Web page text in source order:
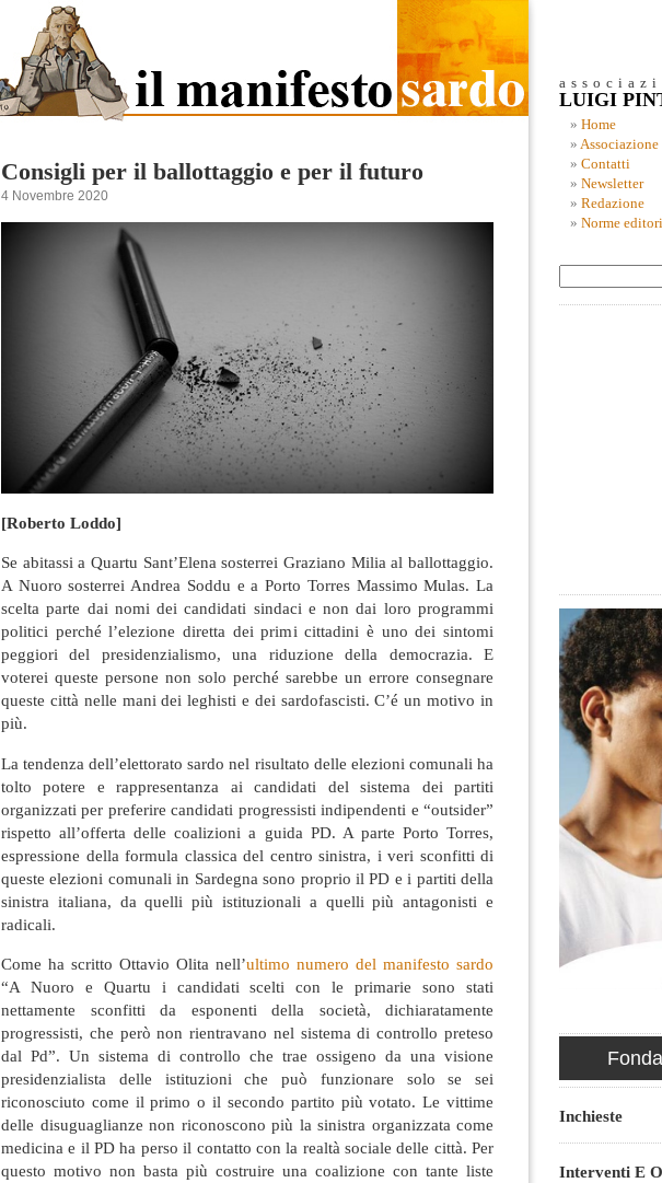
Consigli per il ballottaggio e per il futuro
4 Novembre 2020
[Roberto Loddo]
Se abitassi a Quartu Sant’Elena sosterrei Graziano Milia al ballottaggio.
A Nuoro sosterrei Andrea Soddu e a Porto Torres Massimo Mulas. La
scelta parte dai nomi dei candidati sindaci e non dai loro programmi
politici perché l’elezione diretta dei primi cittadini è uno dei sintomi
peggiori del presidenzialismo, una riduzione della democrazia. E
voterei queste persone non solo perché sarebbe un errore consegnare
queste città nelle mani dei leghisti e dei sardofascisti. C’é un motivo in
più.
La tendenza dell’elettorato sardo nel risultato delle elezioni comunali ha
tolto potere e rappresentanza ai candidati del sistema dei partiti
organizzati per preferire candidati progressisti indipendenti e “outsider”
rispetto all’offerta delle coalizioni a guida PD. A parte Porto Torres,
espressione della formula classica del centro sinistra, i veri sconfitti di
queste elezioni comunali in Sardegna sono proprio il PD e i partiti della
sinistra italiana, da quelli più istituzionali a quelli più antagonisti e
radicali.
Come ha scritto Ottavio Olita nell’ultimo numero del manifesto sardo
“A Nuoro e Quartu i candidati scelti con le primarie sono stati
nettamente sconfitti da esponenti della società, dichiaratamente
progressisti, che però non rientravano nel sistema di controllo preteso
dal Pd”. Un sistema di controllo che trae ossigeno da una visione
presidenzialista delle istituzioni che può funzionare solo se sei
riconosciuto come il primo o il secondo partito più votato. Le vittime
delle disuguaglianze non riconoscono più la sinistra organizzata come
medicina e il PD ha perso il contatto con la realtà sociale delle città. Per
questo motivo non basta più costruire una coalizione con tante liste
LUIGI
Home
Associazione
Contatti
Newsletter
Redazione
Norme
Inchieste
Interventi E